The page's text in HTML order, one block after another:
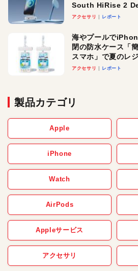
South HiRise 2
ースでおしゃれに
アクセサリ レポート
海やプールで
閉の防水ケース「
スマホ」で夏のレ
アクセサリ レポート
製品カテゴリ
Apple
iPhone
Watch
AirPods
Appleサービス
アクセサリ